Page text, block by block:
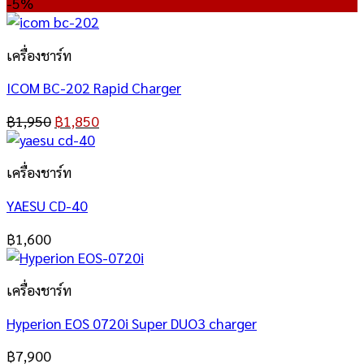
เครื่องชาร์ท
ICOM BC-202 Rapid Charger
฿1,950 ฿1,850
เครื่องชาร์ท
YAESU CD-40
฿1,600
เครื่องชาร์ท
Hyperion EOS 0720i Super DUO3 charger
฿7,900